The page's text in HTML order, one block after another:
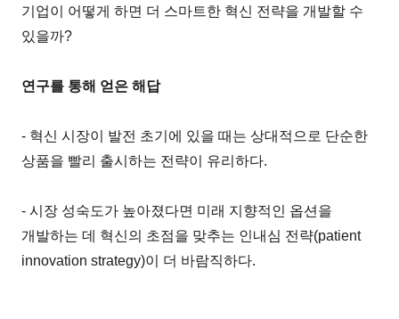
기업이 어떻게 하면 더 스마트한 혁신 전략을 개발할 수
있을까?
연구를 통해 얻은 해답
- 혁신 시장이 발전 초기에 있을 때는 상대적으로 단순한
상품을 빨리 출시하는 전략이 유리하다.
- 시장 성숙도가 높아졌다면 미래 지향적인 옵션을
개발하는 데 혁신의 초점을 맞추는 인내심 전략(patient
innovation strategy)이 더 바람직하다.